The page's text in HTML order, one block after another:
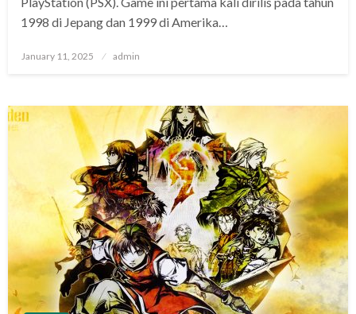
1998 di Jepang dan 1999 di Amerika…
Posted
January 11, 2025 admin